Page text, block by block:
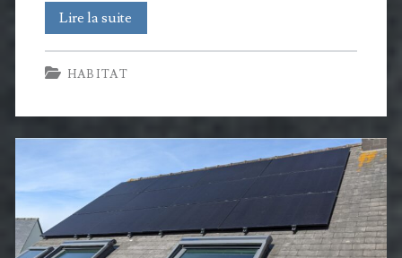
Lire la suite
et
quand
devient
bouclier
HABITAT